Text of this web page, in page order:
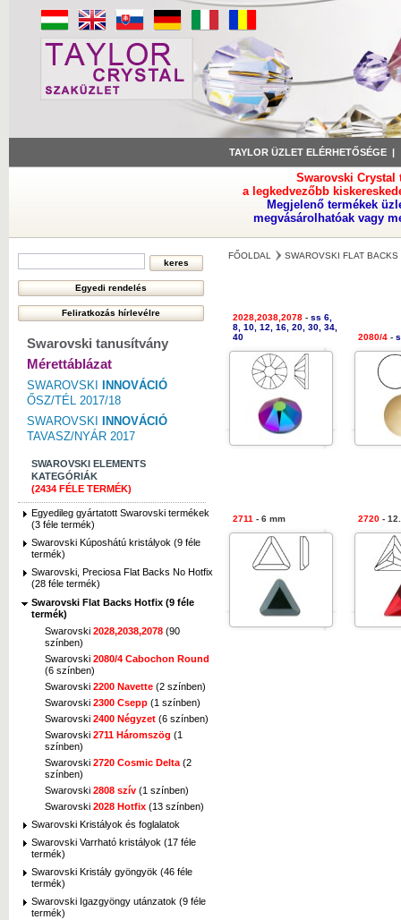
TAYLOR ÜZLET ELÉRHETŐSÉGE
Swarovski Crystal
a legkedvezőbb
Megjelenő termékek
megvásárolhatóak vagy
Swarovski tanusítvány
Mérettáblázat
SWAROVSKI
INNOVÁCIÓ
ŐSZ/TÉL 2017/18
SWAROVSKI
INNOVÁCIÓ
TAVASZ/NYÁR 2017
SWAROVSKI ELEMENTS
KATEGÓRIÁK
(2434 FÉLE TERMÉK)
Egyedileg gyártatott Swarovski termékek
(3 féle termék)
Swarovski Kúposhátú kristályok (9 féle
termék)
Swarovski, Preciosa Flat Backs No Hotfix
(28 féle termék)
Swarovski Flat Backs Hotfix (9 féle
termék)
Swarovski 2028,2038,2078 (90
színben)
Swarovski 2080/4 Cabochon Round
(6 színben)
Swarovski 2200 Navette (2 színben)
Swarovski 2300 Csepp (1 színben)
Swarovski 2400 Négyzet (6 színben)
Swarovski 2711 Háromszög (1
színben)
Swarovski 2720 Cosmic Delta (2
színben)
Swarovski 2808 szív (1 színben)
Swarovski 2028 Hotfix (13 színben)
Swarovski Kristályok és foglalatok
Swarovski Varrható kristályok (17 féle
termék)
Swarovski Kristály gyöngyök (46 féle
termék)
Swarovski Igazgyöngy utánzatok (9 féle
termék)
FŐOLDAL SWAROVSKI FLAT BACKS
2028,2038,2078 - ss 6,
8, 10, 12, 16, 20, 30, 34,
40
2080/4 -
2711 - 6 mm 2720 -